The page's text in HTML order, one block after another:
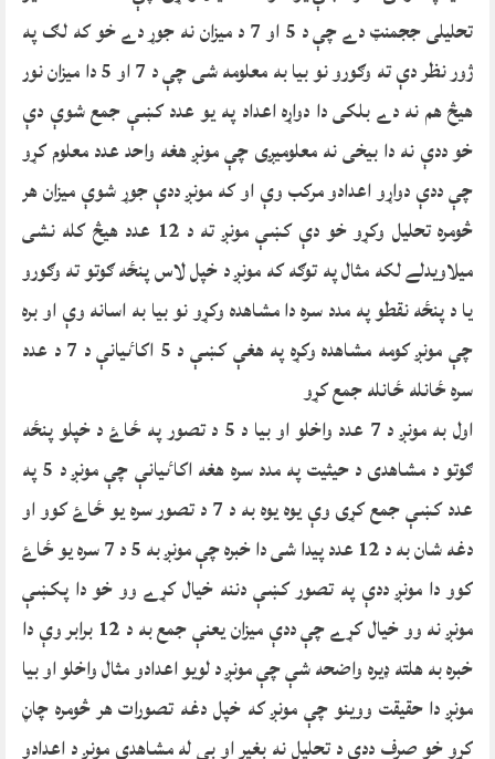
تحلیلی ججمنټ دے چې د 5 او 7 د میزان نه جوړ دے خو که لګ په
ژور نظر دې ته وګورو نو بیا به معلومه شی چې د 7 او 5 دا میزان نور
هیڅ هم نه دے بلکی دا دواړه اعداد په یو عدد کښې جمع شوې دې
خو ددې نه دا بیخی نه معلومیږی چې مونږ هغه واحد عدد معلوم کړو
چې ددې دواړو اعدادو مرکب وې او که مونږ ددې جوړ شوې میزان هر
څومره تحلیل وکړو خو دې کښې مونږ ته د 12 عدد هیڅ کله نشی
میلاویدلے لکه مثال په توګه که مونږ د خپل لاس پنځه ګوتو ته وګورو
یا د پنځه نقطو په مدد سره دا مشاهده وکړو نو بیا به اسانه وې او بره
چې مونږ کومه مشاهده وکړه په هغې کښې د 5 اکاٸیانې د 7 د عدد
سره ځانله ځانله جمع کړو
اول به مونږ د 7 عدد واخلو او بیا د 5 د تصور په ځاۓ د خپلو پنځه
ګوتو د مشاهدی د حیثیت په مدد سره هغه اکاٸیانې چې مونږ د 5 په
عدد کښې جمع کړی وې یوه یوه به د 7 د تصور سره یو ځاۓ کوو او
دغه شان به د 12 عدد پیدا شی دا خبره چې مونږ به 5 د 7 سره یو ځاۓ
کوو دا مونږ ددې په تصور کښې دننه خیال کړے وو خو دا پکښې
مونږ نه وو خیال کړے چې ددې میزان یعنې جمع به د 12 برابر وې دا
خبره به هلته ډیره واضحه شې چې مونږ د لویو اعدادو مثال واخلو او بیا
مونږ دا حقیقت ووینو چې مونږ که خپل دغه تصورات هر څومره چاڼ
کړو خو صرف ددې د تحلیل نه بغیر او بی له مشاهدی مونږ د اعدادو